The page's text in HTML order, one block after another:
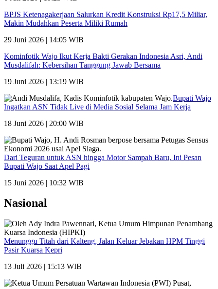
BPJS Ketenagakerjaan Salurkan Kredit Konstruksi Rp17,5 Miliar,
Makin Mudahkan Peserta Miliki Rumah
29 Juni 2026 | 14:05 WIB
Kominfotik Wajo Ikut Kerja Bakti Gerakan Indonesia Asri, Andi
Musdalifah: Kebersihan Tanggung Jawab Bersama
19 Juni 2026 | 13:19 WIB
Bupati Wajo
Ingatkan ASN Tidak Live di Media Sosial Selama Jam Kerja
18 Juni 2026 | 20:00 WIB
Dari Teguran untuk ASN hingga Motor Sampah Baru, Ini Pesan
Bupati Wajo Saat Apel Pagi
15 Juni 2026 | 10:32 WIB
Nasional
Menunggu Titah dari Kalteng, Jalan Keluar Jebakan HPM Tinggi
Pasir Kuarsa Kepri
13 Juli 2026 | 15:13 WIB